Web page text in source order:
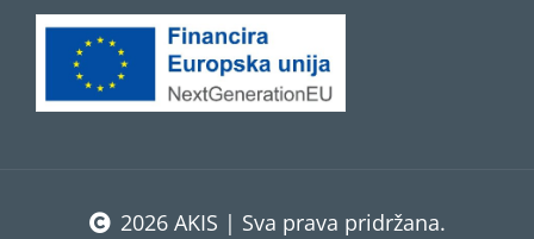
2026 AKIS | Sva prava pridržana.